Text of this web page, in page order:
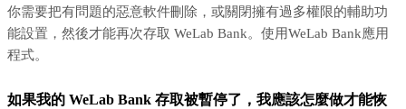
你需要把有問題的惡意軟件刪除，或關閉擁有過多權限的輔助功
能設置，然後才能再次存取 WeLab Bank。使用WeLab Bank應用
程式。
如果我的 WeLab Bank 存取被暫停了，我應該怎麼做才能恢